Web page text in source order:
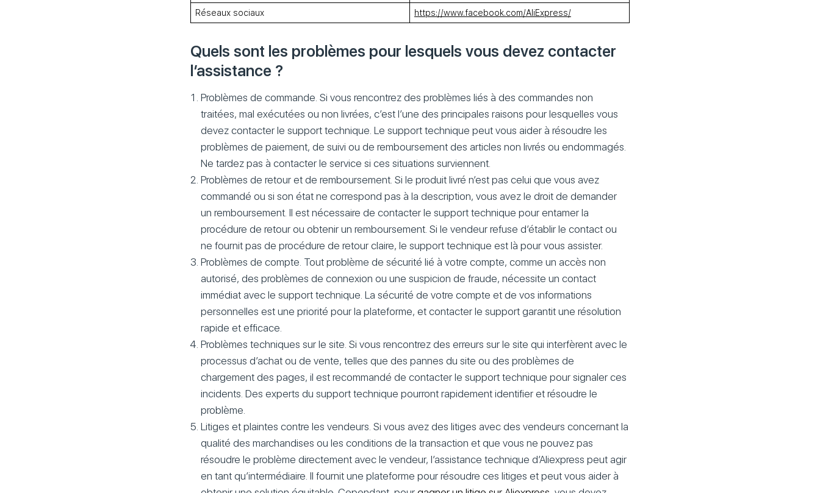
Réseaux sociaux https://www.facebook.com/AliExpress/
Quels sont les problèmes pour lesquels vous devez contacter
l’assistance ?
Problèmes de commande. Si vous rencontrez des problèmes liés à des commandes non
traitées, mal exécutées ou non livrées, c’est l’une des principales raisons pour lesquelles vous
devez contacter le support technique. Le support technique peut vous aider à résoudre les
problèmes de paiement, de suivi ou de remboursement des articles non livrés ou endommagés.
Ne tardez pas à contacter le service si ces situations surviennent.
Problèmes de retour et de remboursement. Si le produit livré n’est pas celui que vous avez
commandé ou si son état ne correspond pas à la description, vous avez le droit de demander
un remboursement. Il est nécessaire de contacter le support technique pour entamer la
procédure de retour ou obtenir un remboursement. Si le vendeur refuse d’établir le contact ou
ne fournit pas de procédure de retour claire, le support technique est là pour vous assister.
Problèmes de compte. Tout problème de sécurité lié à votre compte, comme un accès non
autorisé, des problèmes de connexion ou une suspicion de fraude, nécessite un contact
immédiat avec le support technique. La sécurité de votre compte et de vos informations
personnelles est une priorité pour la plateforme, et contacter le support garantit une résolution
rapide et efficace.
Problèmes techniques sur le site. Si vous rencontrez des erreurs sur le site qui interfèrent avec le
processus d’achat ou de vente, telles que des pannes du site ou des problèmes de
chargement des pages, il est recommandé de contacter le support technique pour signaler ces
incidents. Des experts du support technique pourront rapidement identifier et résoudre le
problème.
Litiges et plaintes contre les vendeurs. Si vous avez des litiges avec des vendeurs concernant la
qualité des marchandises ou les conditions de la transaction et que vous ne pouvez pas
résoudre le problème directement avec le vendeur, l’assistance technique d’Aliexpress peut agir
en tant qu’intermédiaire. Il fournit une plateforme pour résoudre ces litiges et peut vous aider à